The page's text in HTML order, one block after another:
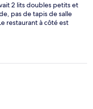
2 lits doubles petits et
pas de tapis de salle
restaurant à côté est